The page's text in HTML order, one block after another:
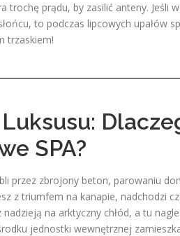
trochę prądu, by zasilić anteny. Jeśli
to podczas lipcowych upałów
trzaskiem!
SPA?
przez zbrojony beton, parowaniu
z triumfem na kanapie, nadchodzi
na arktyczny chłód, a tu
jednostki wewnętrznej